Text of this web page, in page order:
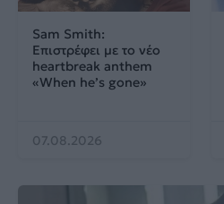
Sam Smith:
Επιστρέφει με το νέο
heartbreak anthem
«When he’s gone»
07.08.2026